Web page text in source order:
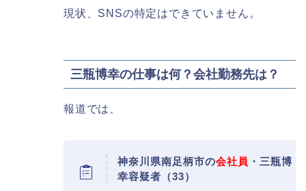
現状、SNSの特定はできていません。
三瓶博幸の仕事は何？会社勤務先は？
報道では、
神奈川県南足柄市の会社員 ・三瓶博
幸容疑者（33）